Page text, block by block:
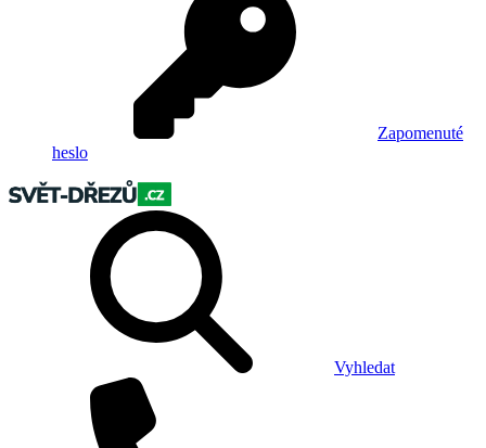
Zapomenuté
heslo
Vyhledat